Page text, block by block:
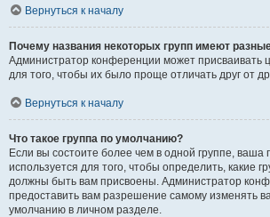
Вернуться к началу
Почему названия некоторых групп имеют
Администратор конференции может присваивать
для того, чтобы их было проще отличать друг от
Вернуться к началу
Что такое группа по умолчанию?
Если вы состоите более чем в одной группе, ваша
используется для того, чтобы определить, какие
должны быть вам присвоены. Администратор
предоставить вам разрешение самому изменять
умолчанию в личном разделе.